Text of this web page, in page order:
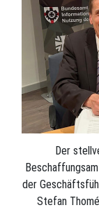
Der
der
Stefan